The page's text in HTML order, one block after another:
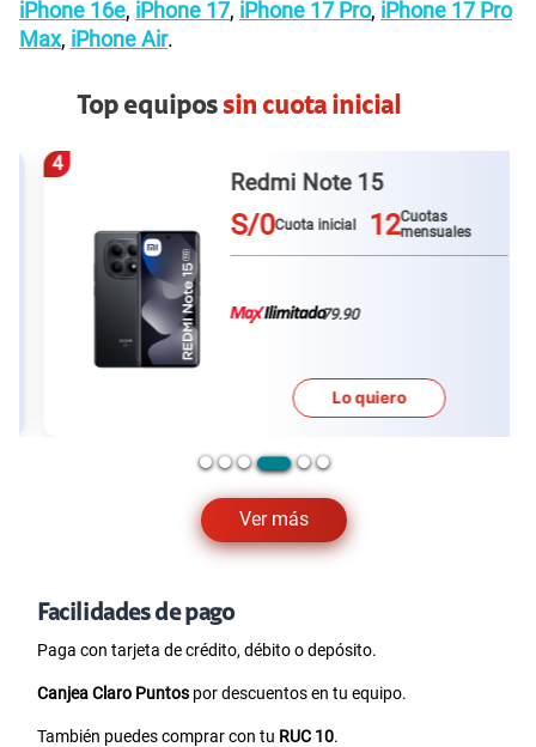
iPhone 16e, iPhone 17, iPhone 17 Pro, iPhone 17 Pro
Max, iPhone Air.
Top equipossin cuota inicial
Ver más
Redmi Note 15
S/0Cuota inicial 12Cuotas
mensuales
79.90
Lo quiero
Facilidades de pago
Paga con tarjeta de crédito, débito o depósito.
Canjea Claro Puntos por descuentos en tu equipo.
También puedes comprar con tu RUC 10.